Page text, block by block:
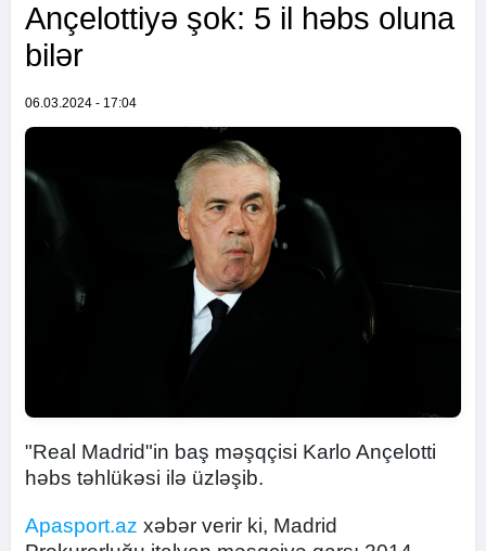
Ançelottiyə şok: 5 il həbs oluna
bilər
06.03.2024 - 17:04
"Real Madrid"in baş məşqçisi Karlo Ançelotti
həbs təhlükəsi ilə üzləşib.
Apasport.az xəbər verir ki, Madrid